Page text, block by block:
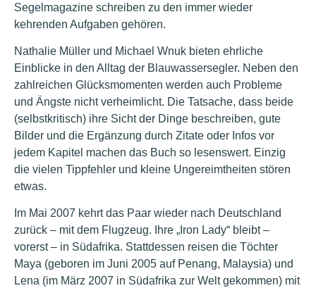
Segelmagazine schreiben zu den immer wieder
kehrenden Aufgaben gehören.
Nathalie Müller und Michael Wnuk bieten ehrliche
Einblicke in den Alltag der Blauwassersegler. Neben den
zahlreichen Glücksmomenten werden auch Probleme
und Ängste nicht verheimlicht. Die Tatsache, dass beide
(selbstkritisch) ihre Sicht der Dinge beschreiben, gute
Bilder und die Ergänzung durch Zitate oder Infos vor
jedem Kapitel machen das Buch so lesenswert. Einzig
die vielen Tippfehler und kleine Ungereimtheiten stören
etwas.
Im Mai 2007 kehrt das Paar wieder nach Deutschland
zurück – mit dem Flugzeug. Ihre „Iron Lady“ bleibt –
vorerst – in Südafrika. Stattdessen reisen die Töchter
Maya (geboren im Juni 2005 auf Penang, Malaysia) und
Lena (im März 2007 in Südafrika zur Welt gekommen) mit